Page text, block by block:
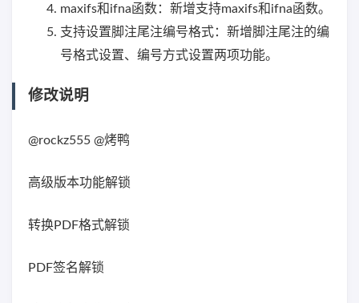
maxifs和ifna函数：新增支持maxifs和ifna函数。
支持设置脚注尾注编号格式：新增脚注尾注的编
号格式设置、编号方式设置两项功能。
修改说明
@rockz555 @烤鸭
高级版本功能解锁
转换PDF格式解锁
PDF签名解锁